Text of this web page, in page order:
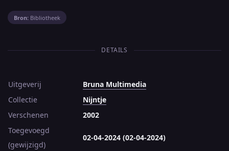
Bron: Bibliotheek
DETAILS
Uitgeverij
Bruna Multimedia
Collectie
Nijntje
Verschenen
2002
Toegevoegd
(gewijzigd)
02-04-2024 (02-04-2024)